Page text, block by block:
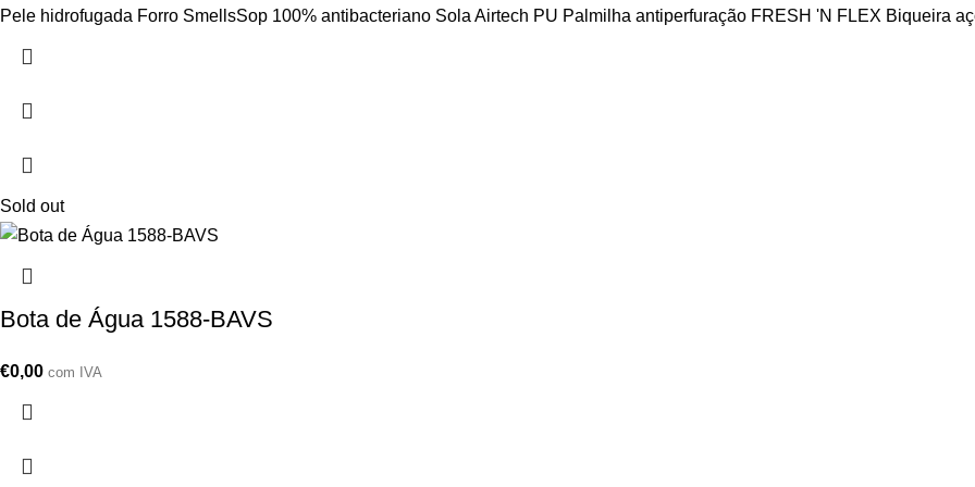
Pele hidrofugada Forro SmellsSop 100% antibacteriano Sola Airtech PU Palmilha antiperfuração FRESH 'N FLEX Biqueira
Sold out
Bota de Água 1588-BAVS
€0,00 com IVA